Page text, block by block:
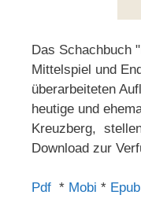
Das Schachbuch
Mittelspiel und
überarbeiteten
heutige und
Kreuzberg,
Download zur
Pdf * Mobi * Epub